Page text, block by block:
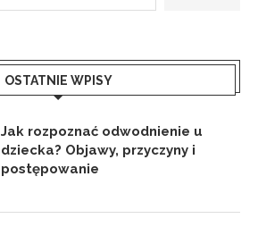
OSTATNIE WPISY
Jak rozpoznać odwodnienie u
dziecka? Objawy, przyczyny i
postępowanie